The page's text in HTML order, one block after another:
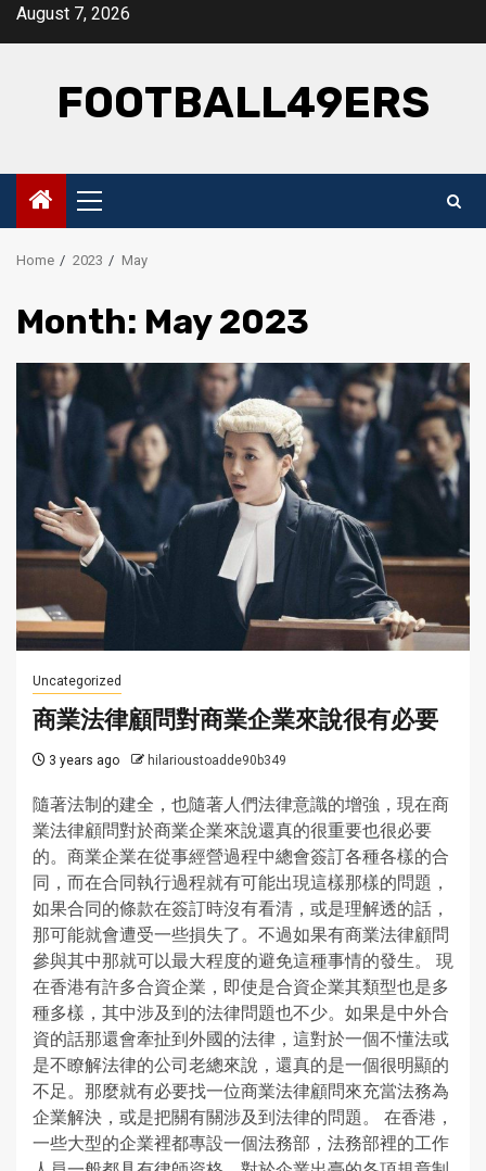
SkipAugust 7, 2026
FOOTBALL49ERS
Primary
Menu
Home 2023 May
Month: May 2023
Uncategorized
商業法律顧問對商業企業來說很有必要
3 years ago hilarioustoadde90b349
隨著法制的建全，也隨著人們法律意識的增強，現在商
業法律顧問對於商業企業來說還真的很重要也很必要
的。商業企業在從事經營過程中總會簽訂各種各樣的合
同，而在合同執行過程就有可能出現這樣那樣的問題，
如果合同的條款在簽訂時沒有看清，或是理解透的話，
那可能就會遭受一些損失了。不過如果有商業法律顧問
參與其中那就可以最大程度的避免這種事情的發生。 現
在香港有許多合資企業，即使是合資企業其類型也是多
種多樣，其中涉及到的法律問題也不少。如果是中外合
資的話那還會牽扯到外國的法律，這對於一個不懂法或
是不瞭解法律的公司老總來說，還真的是一個很明顯的
不足。那麼就有必要找一位商業法律顧問來充當法務為
企業解決，或是把關有關涉及到法律的問題。 在香港，
一些大型的企業裡都專設一個法務部，法務部裡的工作